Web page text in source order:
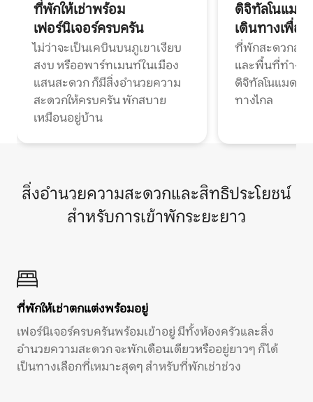
ที่พักให้เช่าพร้อม
เฟอร์นิเจอร์ครบครัน
ไม่ว่าจะเป็นเคบินบนภูเขาเงียบ
สงบ หรืออพาร์ทเมนท์ในเมือง
แสนสะดวก ก็มีสิ่งอำนวยความ
สะดวกให้ครบครัน พักสบาย
เหมือนอยู่บ้าน
ดิจิทัลโนแมด
เดินทางเพื่อ
ที่พักสะดวกสบ
และพื้นที่ทำงา
ดิจิทัลโนแมดแ
ทางไกล
สิ่งอำนวยความสะดวกและสิทธิประโยชน์
สำหรับการเข้าพักระยะยาว
ที่พักให้เช่าตกแต่งพร้อมอยู่
เฟอร์นิเจอร์ครบครันพร้อมเข้าอยู่ มีทั้งห้องครัวและสิ่ง
อำนวยความสะดวก จะพักเดือนเดียวหรืออยู่ยาวๆ ก็ได้
เป็นทางเลือกที่เหมาะสุดๆ สำหรับที่พักเช่าช่วง